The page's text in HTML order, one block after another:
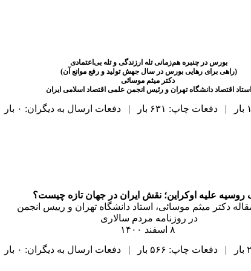
بورس در چنبره هم‌زمانی تله ارزندگی و تله بی‌اعتمادی
(راهی برای رهایی بورس در سال جهش تولید و رفع موانع آن)
دکتر میثم موسائی
استاد اقتصاد دانشگاه تهران و رئیس انجمن علمی اقتصاد اسلامی ایران
روسیه علیه اوکراین؛ نقش ایران در جهان تازه چیست؟
دکتر میثم موسائی، استاد دانشگاه تهران و رییس انجمن
در روزنامه مردم سالاری